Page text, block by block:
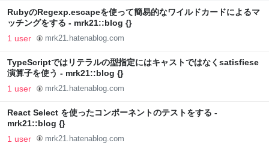
RubyのRegexp.escapeを使って簡易的なワイルドカードによるマ
ッチングをする - mrk21::blog {}
1 user mrk21.hatenablog.com
TypeScriptではリテラルの型指定にはキャストではなくsatisfiese
演算子を使う - mrk21::blog {}
1 user mrk21.hatenablog.com
React Select を使ったコンポーネントのテストをする -
mrk21::blog {}
1 user mrk21.hatenablog.com